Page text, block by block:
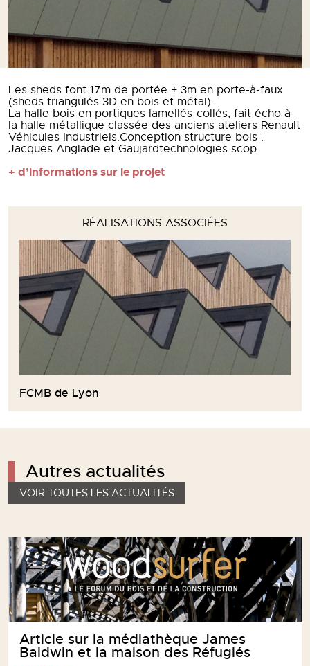
Les sheds font 17m de portée + 3m en porte-à-faux
(sheds triangulés 3D en bois et métal).
La halle bois en portiques lamellés-collés, fait écho à
la halle métallique classée des anciens ateliers Renault
Véhicules Industriels.Conception structure bois :
Jacques Anglade et Gaujardtechnologies scop
+ d’informations sur le projet
RÉALISATIONS ASSOCIÉES
FCMB de Lyon
Autres actualités
VOIR TOUTES LES ACTUALITÉS
Article sur la médiathèque James
Baldwin et la maison des Réfugiés